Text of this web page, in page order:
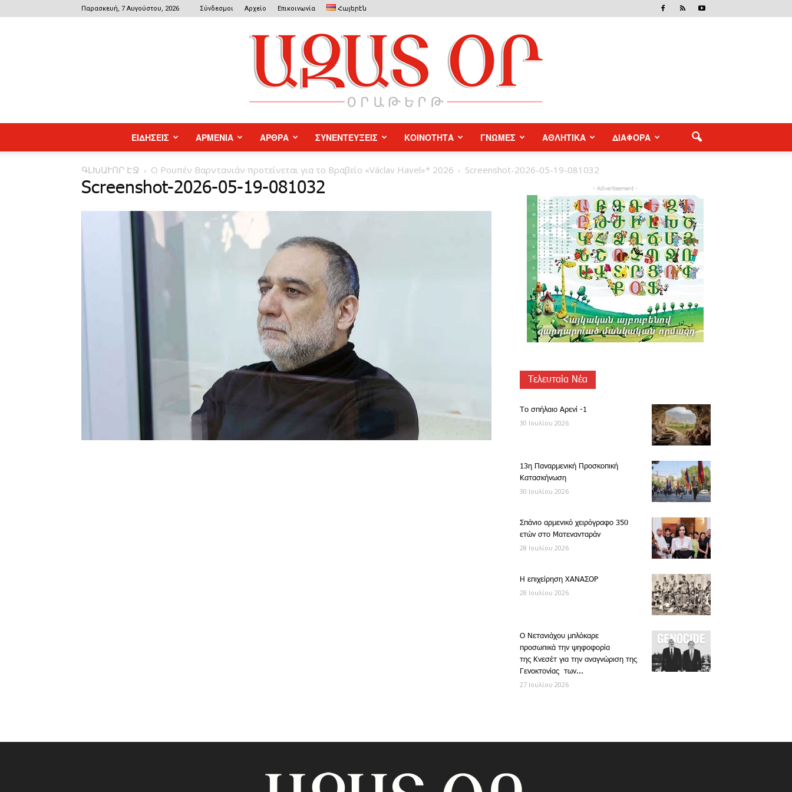
Παρασκευή, 7 Αυγούστου, 2026 Σύνδεσμοι Αρχείο Επικοινωνία Հայերէն
ΕΙΔΗΣΕΙΣ ΑΡΜΕΝΙΑ ΑΡΘΡΑ ΣΥΝΕΝΤΕΥΞΕΙΣ ΚΟΙΝΟΤΗΤΑ ΓΝΩΜΕΣ ΑΘΛΗΤΙΚΑ ΔΙΑΦΟΡΑ
ԳԼԽԱՒՈՐ ԷՋ Ο Ρουπέν Βαρντανιάν προτείνεται για το Βραβείο «Václav Havel»* 2026 Screenshot-2026-05-19-081032
Screenshot-2026-05-19-081032 - Advertisement -
Τελευταία Νέα
Το σπήλαιο Αρενί -1
30 Ιουλίου 2026
13η Παναρμενική Προσκοπική
Κατασκήνωση
30 Ιουλίου 2026
Σπάνιο αρμενικό χειρόγραφο 350
ετών στο Ματενανταράν
28 Ιουλίου 2026
Η επιχείρηση ΧΑΝΑΣΟΡ
28 Ιουλίου 2026
Ο Νετανιάχου μπλόκαρε
προσωπικά την ψηφοφορία
της Κνεσέτ για την αναγνώριση της
Γενοκτονίας των...
27 Ιουλίου 2026